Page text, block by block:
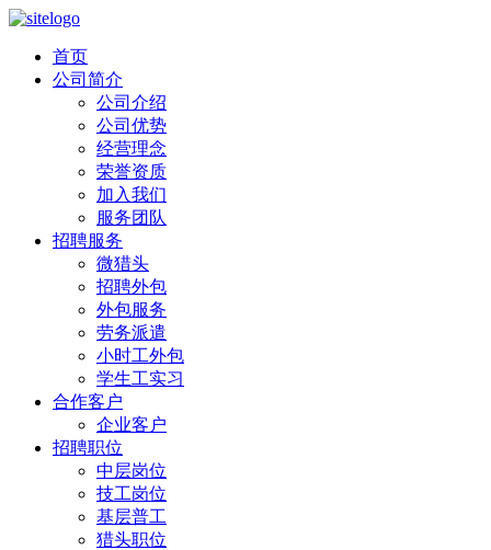
首页
公司简介
公司介绍
公司优势
经营理念
荣誉资质
加入我们
服务团队
招聘服务
微猎头
招聘外包
外包服务
劳务派遣
小时工外包
学生工实习
合作客户
企业客户
招聘职位
中层岗位
技工岗位
基层普工
猎头职位